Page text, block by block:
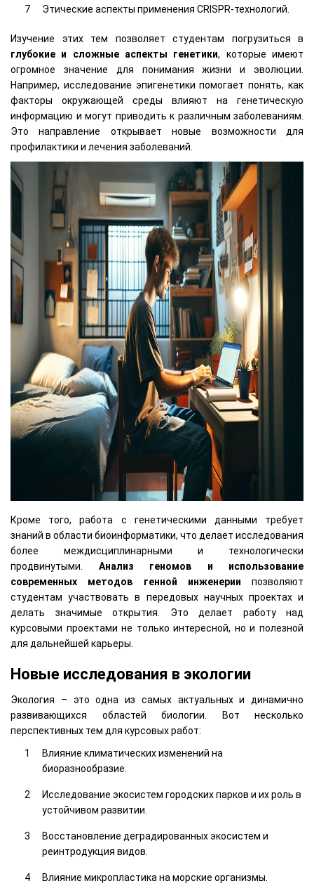
Этические аспекты применения CRISPR-технологий.
Изучение этих тем позволяет студентам погрузиться в
глубокие и сложные аспекты генетики, которые имеют
огромное значение для понимания жизни и эволюции.
Например, исследование эпигенетики помогает понять, как
факторы окружающей среды влияют на генетическую
информацию и могут приводить к различным заболеваниям.
Это направление открывает новые возможности для
профилактики и лечения заболеваний.
Кроме того, работа с генетическими данными требует
знаний в области биоинформатики, что делает исследования
более междисциплинарными и технологически
продвинутыми. Анализ геномов и использование
современных методов генной инженерии позволяют
студентам участвовать в передовых научных проектах и
делать значимые открытия. Это делает работу над
курсовыми проектами не только интересной, но и полезной
для дальнейшей карьеры.
Новые исследования в экологии
Экология – это одна из самых актуальных и динамично
развивающихся областей биологии. Вот несколько
перспективных тем для курсовых работ:
Влияние климатических изменений на
биоразнообразие.
Исследование экосистем городских парков и их роль в
устойчивом развитии.
Восстановление деградированных экосистем и
реинтродукция видов.
Влияние микропластика на морские организмы.